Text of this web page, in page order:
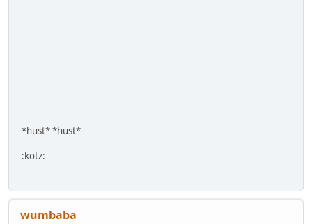
*hust* *hust*
:kotz:
wumbaba